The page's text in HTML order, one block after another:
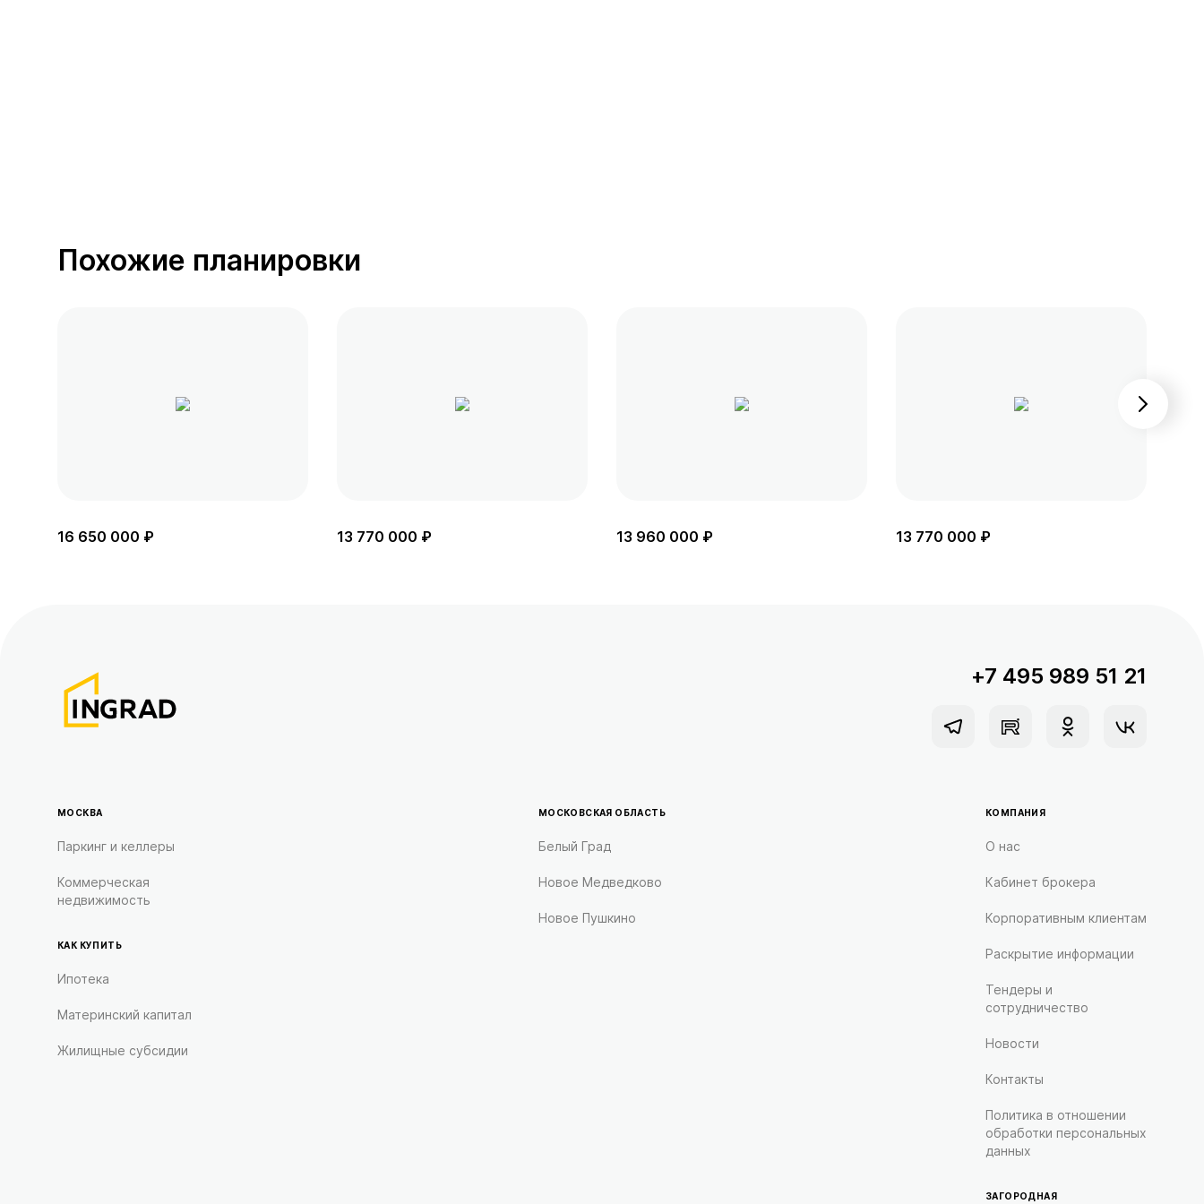
Похожие планировки
16 650 000 ₽ 13 770 000 ₽ 13 960 000 ₽ 13 770 000 ₽
+7 495 989 51 21
МОСКВА
Паркинг и келлеры
Коммерческая
недвижимость
КАК КУПИТЬ
Ипотека
Материнский капитал
Жилищные субсидии
МОСКОВСКАЯ ОБЛАСТЬ
Белый Град
Новое Медведково
Новое Пушкино
КОМПАНИЯ
О нас
Кабинет брокера
Корпоративным клиентам
Раскрытие информации
Тендеры и
сотрудничество
Новости
Контакты
Политика в отношении
обработки персональных
данных
ЗАГОРОДНАЯ